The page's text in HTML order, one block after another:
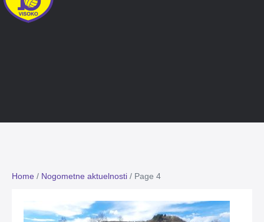
Home / Nogometne aktuelnosti / Page 4